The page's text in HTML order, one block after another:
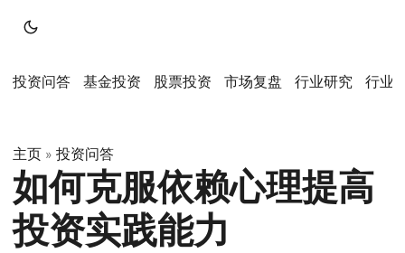
投资问答 基金投资 股票投资 市场复盘 行业研究 行业
主页 » 投资问答
如何克服依赖心理提高
投资实践能力